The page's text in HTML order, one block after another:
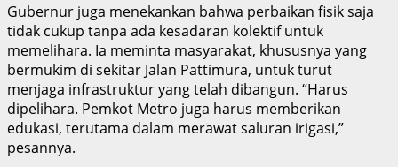
Gubernur juga menekankan bahwa perbaikan fisik saja
tidak cukup tanpa ada kesadaran kolektif untuk
memelihara. Ia meminta masyarakat, khususnya yang
bermukim di sekitar Jalan Pattimura, untuk turut
menjaga infrastruktur yang telah dibangun. “Harus
dipelihara. Pemkot Metro juga harus memberikan
edukasi, terutama dalam merawat saluran irigasi,”
pesannya.